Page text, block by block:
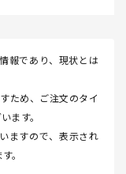
報であり、現状とは
ため、ご注文のタイ
ます。
ますので、表示され
。